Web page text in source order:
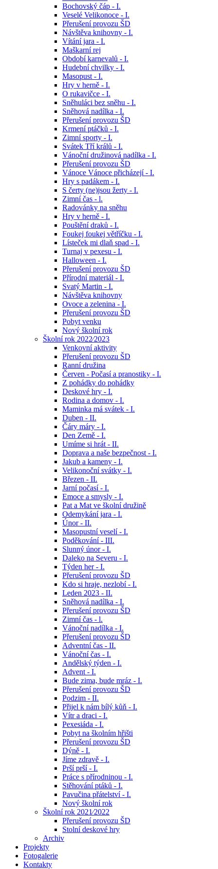
Bochovský čáp - I.
Veselé Velikonoce - I.
Přerušení provozu ŠD
Návštěva knihovny - I.
Vítání jara - I.
Maškarní rej
Období karnevalů - I.
Hudební chvilky - I.
Masopust - I.
Hry v herně - I.
O rukavičce - I.
Sněhuláci bez sněhu - I.
Sněhová nadílka - I.
Přerušení provozu ŠD
Krmení ptáčků - I.
Zimní sporty - I.
Svátek Tří králů - I.
Vánoční družinová nadílka - I.
Přerušení provozu ŠD
Vánoce Vánoce přicházejí - I.
Hry s padákem - I.
S čerty (ne)jsou žerty - I.
Zimní čas - l.
Radovánky na sněhu
Hry v herně - I.
Pouštění draků - I.
Foukej foukej větříčku - I.
Lísteček mi dlaň spad - I.
Turnaj v pexesu - I.
Halloween - I.
Přerušení provozu ŠD
Přírodní materiál - I.
Svatý Martin - I.
Návštěva knihovny
Ovoce a zelenina - I.
Přerušení provozu ŠD
Pobyt venku
Nový školní rok
Školní rok 2022⁄2023
Venkovní aktivity
Přerušení provozu ŠD
Ranní družina
Červen - Počasí a pranostiky - I.
Z pohádky do pohádky
Deskové hry - I.
Rodina a domov - I.
Maminka má svátek - I.
Duben - II.
Čáry máry - I.
Den Země - I.
Umíme si hrát - II.
Doprava a naše bezpečnost - I.
Jakub a kameny - I.
Velikonoční svátky - I.
Březen - II.
Jarní počasí - I.
Emoce a smysly - I.
Pat a Mat ve školní družině
Odemykání jara - I.
Únor - II.
Masopustní veselí - I.
Poděkování - III.
Slunný únor - I.
Daleko na Severu - I.
Týden her - I.
Přerušení provozu ŠD
Kdo si hraje, nezlobí - I.
Leden 2023 - II.
Sněhová nadílka - I.
Přerušení provozu ŠD
Zimní čas - l.
Vánoční nadílka - I.
Přerušení provozu ŠD
Adventní čas - II.
Vánoční čas - I.
Andělský týden - I.
Advent - I.
Bude zima, bude mráz - I.
Přerušení provozu ŠD
Podzim - II.
Přijel k nám bílý kůň - I.
Vítr a draci - I.
Pexesiáda - I.
Pobyt na školním hřišti
Přerušení provozu ŠD
Dýně - I.
Jíme zdravě - I.
Prší prší - I.
Práce s přírodninou - I.
Stěhování ptáků - I.
Pavučina přátelství - I.
Nový školní rok
Školní rok 2021⁄2022
Přerušení provozu ŠD
Stolní deskové hry
Archiv
Projekty
Fotogalerie
Kontakty